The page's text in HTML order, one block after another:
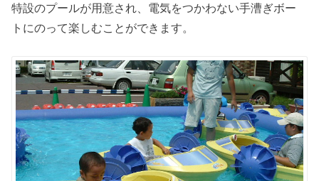
特設のプールが用意され、電気をつかわない手漕ぎボー
トにのって楽しむことができます。